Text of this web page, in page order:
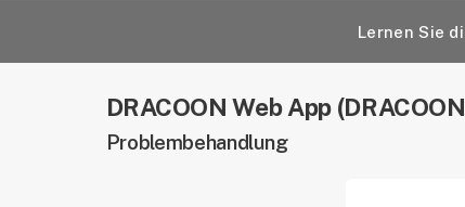
Lernen Sie
DRACOON Web App
Problembehandlung